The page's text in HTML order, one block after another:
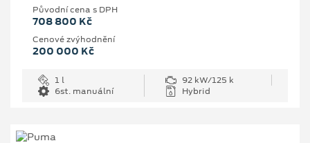
Původní cena s DPH
708 800 Kč
Cenové zvýhodnění
200 000 Kč
1 l
92 kW/125 k
6st. manuální
Hybrid